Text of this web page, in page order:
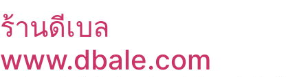
ร้านดีเบล
www.dbale.com